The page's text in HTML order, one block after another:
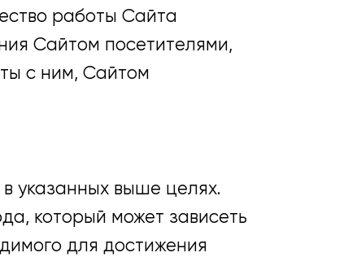
работы Сайта
Сайтом посетителями,
с ним, Сайтом
указанных выше целях.
который может зависеть
для достижения